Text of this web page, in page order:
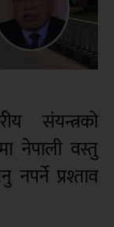
संयन्त्रको
नेपाली वस्तु
नपर्ने प्रश्ताव